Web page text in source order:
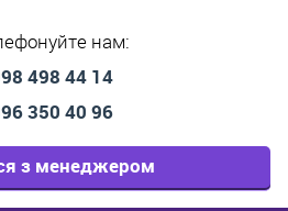
нам:
498 44 14
350 40 96
з менеджером